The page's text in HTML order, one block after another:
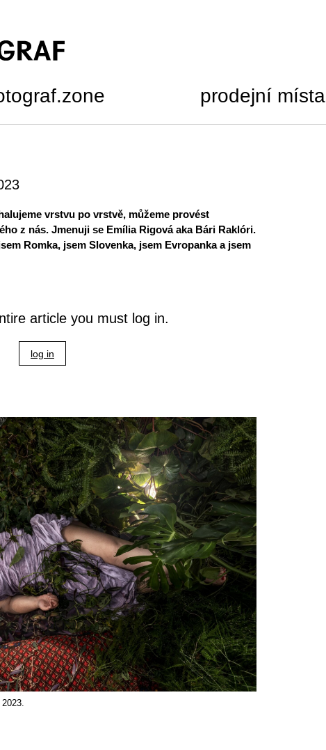
prodejní místa
vrstvu po vrstvě, můžeme provést
z nás. Jmenuji se Emília Rigová aka Bári Raklóri.
Romka, jsem Slovenka, jsem Evropanka a jsem
article you must log in.
log in